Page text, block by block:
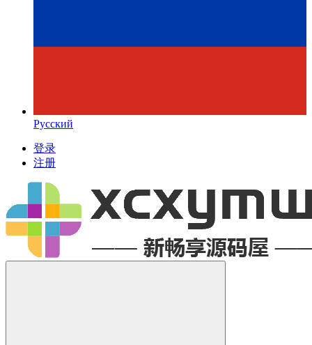
Русский
登录
注册